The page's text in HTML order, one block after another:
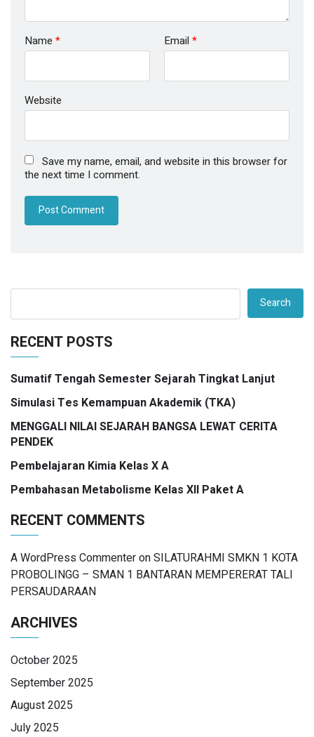
Name * Email *
Website
Save my name, email, and website in this browser for
the next time I comment.
Search
RECENT POSTS
Sumatif Tengah Semester Sejarah Tingkat Lanjut
Simulasi Tes Kemampuan Akademik (TKA)
MENGGALI NILAI SEJARAH BANGSA LEWAT CERITA
PENDEK
Pembelajaran Kimia Kelas X A
Pembahasan Metabolisme Kelas XII Paket A
RECENT COMMENTS
A WordPress CommenteronSILATURAHMI SMKN 1 KOTA
PROBOLINGG – SMAN 1 BANTARAN MEMPERERAT TALI
PERSAUDARAAN
ARCHIVES
October 2025
September 2025
August 2025
July 2025